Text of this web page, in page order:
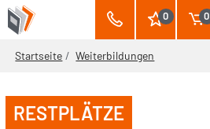
0 0
Startseite Weiterbildungen
RESTPLÄTZE